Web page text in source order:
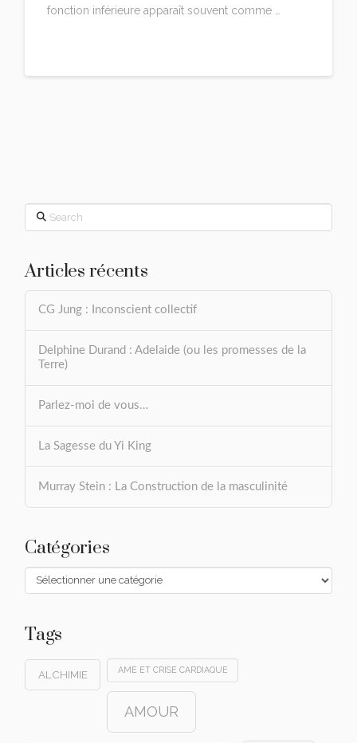
fonction inférieure apparaît souvent comme …
Search
Articles récents
CG Jung : Inconscient collectif
Delphine Durand : Adelaide (ou les promesses de la
Terre)
Parlez-moi de vous…
La Sagesse du Yi King
Murray Stein : La Construction de la masculinité
Catégories
Catégories
Tags
ALCHIMIE AME ET CRISE CARDIAQUE
AMOUR